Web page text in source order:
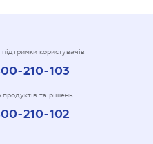
користувачів
210-103
продуктів та рішень
210-102